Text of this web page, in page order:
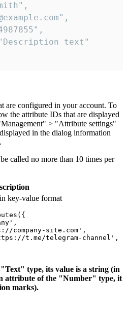
text"
are configured in your account. To
the attribute IDs that are displayed
> "Attribute settings"
in the dialog information
called no more than 10 times per
key-value format
company-site.com',
t.me/telegram-channel',
type, its value is a string (in
attribute of the "Number" type, it
marks).